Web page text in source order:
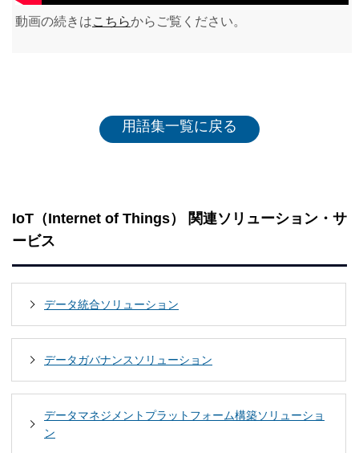
動画の続きはこちらからご覧ください。
用語集一覧に戻る
IoT（Internet of Things） 関連ソリューション・サ
ービス
データ統合ソリューション
データガバナンスソリューション
データマネジメントプラットフォーム構築ソリューショ
ン